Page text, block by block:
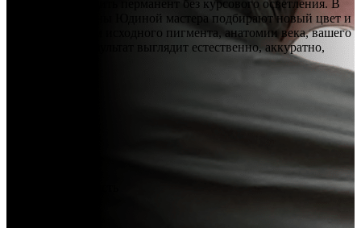
аккуратно обновить перманент без курсового осветления. В
Студии Екатерины Юдиной мастера подбирают новый цвет и
технику с учетом исходного пигмента, анатомии века, вашего
цветотипа — результат выглядит естественно, аккуратно,